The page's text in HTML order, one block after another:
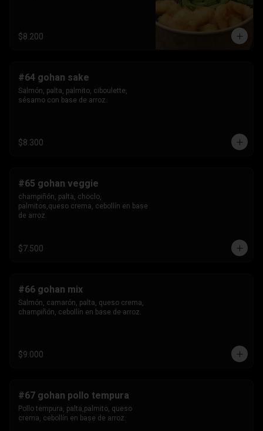
$8.200
#64 gohan sake
Salmón, palta, palmito, ciboulette,
sésamo con base de arroz.
$8.300
#65 gohan veggie
champiñón, palta, choclo,
palmitos,queso crema, cebollín en base
de arroz.
$7.500
#66 gohan mix
Salmón, camarón, palta, queso crema,
champiñón, cebollín en base de arroz.
$9.000
#67 gohan pollo tempura
Pollo tempura, palta,palmito, queso
crema, cebollín en base de arroz.